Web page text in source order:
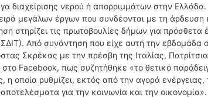
διαχείρισης νερού ή απορριμμάτων στην
μεγάλων έργων που συνδέονται με τη άρδευση
στηρίζει τις πρωτοβουλίες δήμων για
Από συνάντηση που είχε αυτή την εβδομάδα
Σκρέκας με την πρέσβη της Ιταλίας,
Facebook, πως συζητήθηκε «το θετικό
η οποία ρυθμίζει, εκτός από την αγορά
για την κοινωνία και την οικονομία».